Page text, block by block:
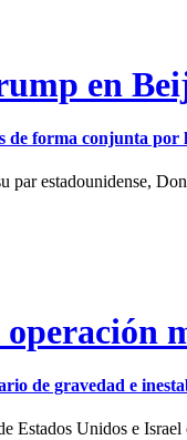
en
de forma conjunta
par estadounidense,
de gravedad e
Estados Unidos e